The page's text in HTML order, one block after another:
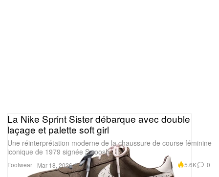
Footwear
La Nike Sprint Sister débarque avec double
laçage et palette soft girl
Une réinterprétation moderne de la chaussure de course féminine
iconique de 1979 signée Swoosh.
Mar 18, 2026 5.6K 0